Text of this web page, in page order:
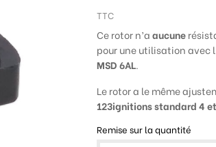
TTC
Ce rotor n’aaucune
pour une utilisation avec
MSD 6AL.
Le rotor a le même
123ignitions standard 4
Remise sur la quantité